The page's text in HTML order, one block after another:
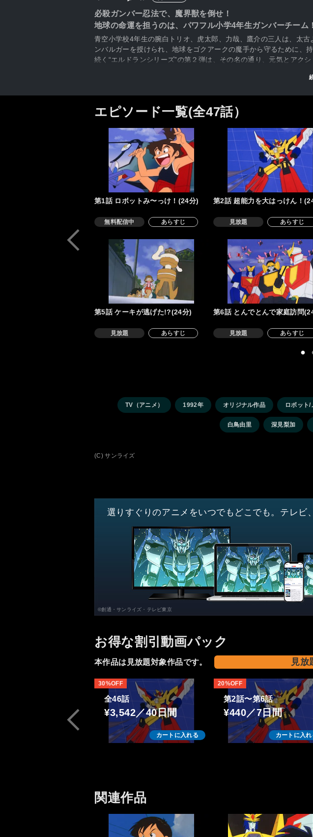
必殺ガンバー忍法で、魔界獣を倒せ！
地球の命運を担うのは、パワフル小学4年生ガンバーチーム！
青空小学校4年生の腕白トリオ、虎太郎、力哉、鷹介の三人は、太
ンバルガーを授けられ、地球をゴクアークの魔手から守るために、
続く“エルドランシリーズ”の第２弾は、その名の通り、元気とアク
エピソード一覧(全47話）
第1話 ロボットみ〜っけ！(24分)
無料配信中 あらすじ
第2話 超能力を大はっけん！
見放題 あらすじ
第5話 ケーキが逃げた!?(24分)
見放題 あらすじ
第6話 とんでとんで家庭訪問
見放題 あらすじ
TV（アニメ） 1992年 オリジナル作品 ロボット/
白鳥由里 深見梨加
(C) サンライズ
選りすぐりのアニメをいつでもどこでも。テレビ
©創通・サンライズ・テレビ東京
お得な割引動画パック
本作品は見放題対象作品です。 見放
全46話
¥3,542／40日間
カートに入れる
30%OFF
第2話〜第6話
¥440／7日間
カートに入れ
20%OFF
関連作品